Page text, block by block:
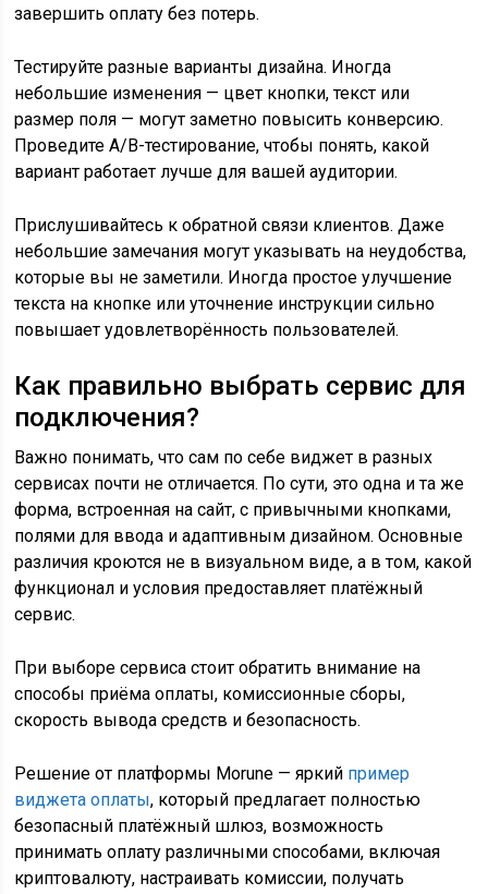
завершить оплату без потерь.
Тестируйте разные варианты дизайна. Иногда
небольшие изменения — цвет кнопки, текст или
размер поля — могут заметно повысить конверсию.
Проведите A/B-тестирование, чтобы понять, какой
вариант работает лучше для вашей аудитории.
Прислушивайтесь к обратной связи клиентов. Даже
небольшие замечания могут указывать на неудобства,
которые вы не заметили. Иногда простое улучшение
текста на кнопке или уточнение инструкции сильно
повышает удовлетворённость пользователей.
Как правильно выбрать сервис для
подключения?
Важно понимать, что сам по себе виджет в разных
сервисах почти не отличается. По сути, это одна и та же
форма, встроенная на сайт, с привычными кнопками,
полями для ввода и адаптивным дизайном. Основные
различия кроются не в визуальном виде, а в том, какой
функционал и условия предоставляет платёжный
сервис.
При выборе сервиса стоит обратить внимание на
способы приёма оплаты, комиссионные сборы,
скорость вывода средств и безопасность.
Решение от платформы Morune — яркий пример
виджета оплаты, который предлагает полностью
безопасный платёжный шлюз, возможность
принимать оплату различными способами, включая
криптовалюту, настраивать комиссии, получать